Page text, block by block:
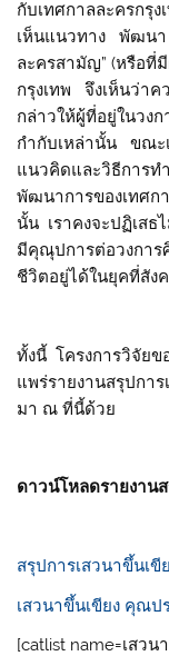
กับเทศกาลละครกรุ
เห็นแนวทาง พัฒนา
ละครสามัญ” (หรือที่มี
กรุงเทพ จึงเห็นว่าค
กล่าวให้ผู้ที่อยู่ในวงก
กำกับเหล่านั้น ขณะ
แนวคิดและวิธีการท
พัฒนาการของเทศก
นั้น เราคงจะปฏิเสธ
มีคุณุปการต่อวงการ
ชีวิตอยู่ได้ในยุคที่สัง
ทั้งนี้ โครงการวิจัย
แพร่รายงานสรุปการ
มา ณ ที่นี้ด้วย
ดาวน์โหลดรายงาน
สรุปการเสวนาขึ้นเขี
เสวนาขึ้นเขียง คุณป
[catlist name=เสวน